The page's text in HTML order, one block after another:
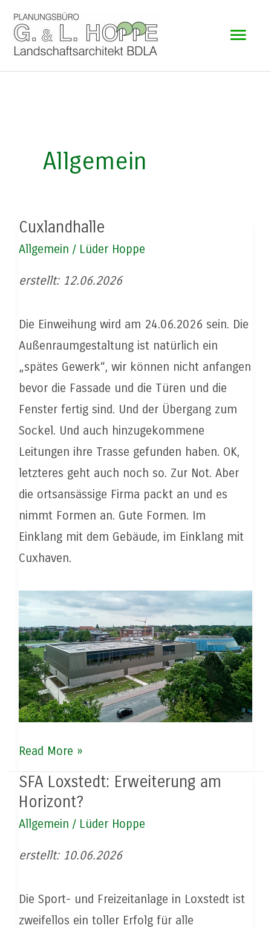
Zum
Inhalt
springen
Allgemein
Cuxlandhalle
Allgemein / Lüder Hoppe
erstellt: 12.06.2026
Die Einweihung wird am 24.06.2026 sein. Die
Außenraumgestaltung ist natürlich ein
„spätes Gewerk“, wir können nicht anfangen
bevor die Fassade und die Türen und die
Fenster fertig sind. Und der Übergang zum
Sockel. Und auch hinzugekommene
Leitungen ihre Trasse gefunden haben. OK,
letzteres geht auch noch so. Zur Not. Aber
die ortsansässige Firma packt an und es
nimmt Formen an. Gute Formen. Im
Einklang mit dem Gebäude, im Einklang mit
Cuxhaven.
Cuxlandhalle
Read More »
SFA Loxstedt: Erweiterung am
Horizont?
Allgemein / Lüder Hoppe
erstellt: 10.06.2026
Die Sport- und Freizeitanlage in Loxstedt ist
zweifellos ein toller Erfolg für alle